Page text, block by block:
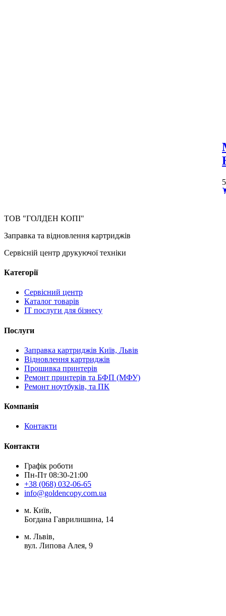
ТОВ "ГОЛДЕН КОПІ"
Заправка та відновлення картриджів
Сервісній центр друкуючої техніки
Категорії
Сервісний центр
Каталог товарів
IT послуги для бізнесу
Послуги
Заправка картриджів Київ, Львів
Відновлення картриджів
Прошивка принтерів
Ремонт принтерів та БФП (МФУ)
Ремонт ноутбуків, та ПК
Компанія
Контакти
Контакти
Графік роботи
Пн-Пт 08:30-21:00
+38 (068) 032-06-65
info@goldencopy.com.ua
м. Київ,
Богдана Гаврилишина, 14
м. Львів,
вул. Липова Алея, 9